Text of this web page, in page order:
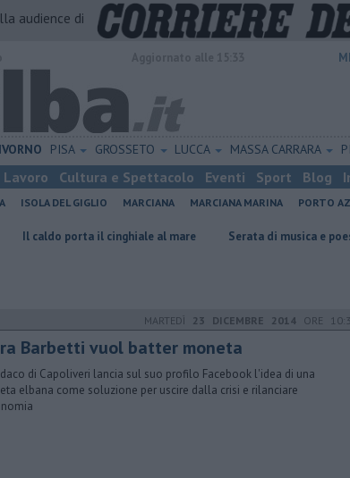
audience di
PISA GROSSETO LUCCA MASSA CARRARA
Lavoro Cultura e Spettacolo Eventi Sport Blog
ISOLA DEL GIGLIO MARCIANA MARCIANA MARINA PORTO
il cinghiale al mare Serata di musica e poesia per
MARTEDÌ 23 DICEMBRE 2014 ORE
Barbetti vuol batter moneta
di Capoliveri lancia sul suo profilo Facebook l'idea di una
elbana come soluzione per uscire dalla crisi e rilanciare